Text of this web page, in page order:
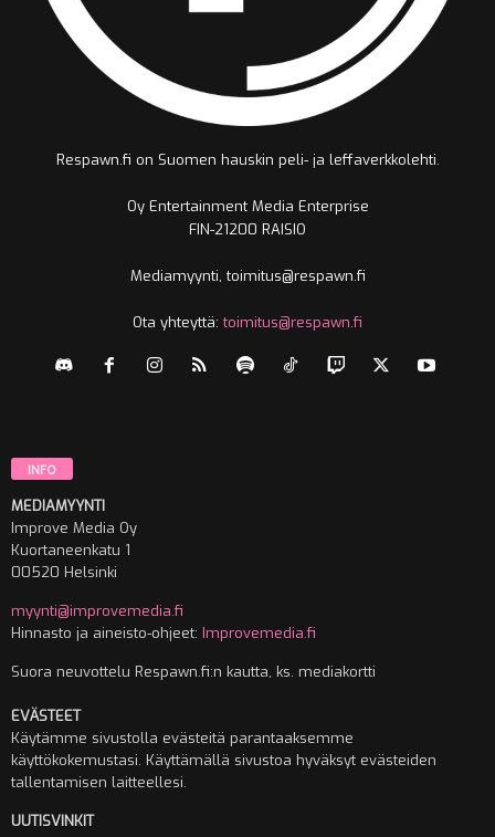
Respawn.fi on Suomen hauskin peli- ja leffaverkkolehti.
Oy Entertainment Media Enterprise
FIN-21200 RAISIO
Mediamyynti, toimitus@respawn.fi
Ota yhteyttä:toimitus@respawn.fi
INFO
MEDIAMYYNTI
Improve Media Oy
Kuortaneenkatu 1
00520 Helsinki
myynti@improvemedia.fi
Hinnasto ja aineisto-ohjeet: Improvemedia.fi
Suora neuvottelu Respawn.fi:n kautta, ks. mediakortti
EVÄSTEET
Käytämme sivustolla evästeitä parantaaksemme
käyttökokemustasi. Käyttämällä sivustoa hyväksyt evästeiden
tallentamisen laitteellesi.
UUTISVINKIT